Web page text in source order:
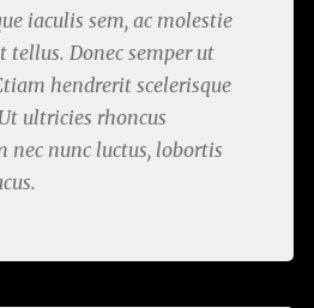
iaculis sem, ac molestie
tellus. Donec semper ut
hendrerit scelerisque
ultricies rhoncus
nec nunc luctus, lobortis